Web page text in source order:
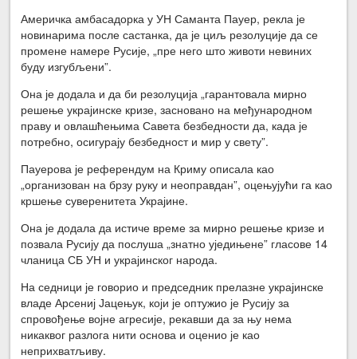
Америчка амбасадорка у УН Саманта Пауер, рекла је
новинарима после састанка, да је циљ резолуције да се
промене намере Русије, „пре него што животи невиних
буду изгубљени”.
Она је додала и да би резолуција „гарантовала мирно
решење украјинске кризе, засновано на међународном
праву и овлашћењима Савета безбедности да, када је
потребно, осигурају безбедност и мир у свету”.
Пауерова је референдум на Криму описала као
„организован на брзу руку и неоправдан”, оцењујући га као
кршење суверенитета Украјине.
Она је додала да истиче време за мирно решење кризе и
позвала Русију да послуша „знатно уједињене” гласове 14
чланица СБ УН и украјинског народа.
На седници је говорио и председник прелазне украјинске
владе Арсениј Јацењук, који је оптужио је Русију за
спровођење војне агресије, рекавши да за њу нема
никаквог разлога нити основа и оценио је као
неприхватљиву.